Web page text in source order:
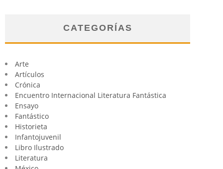
CATEGORÍAS
Arte
Artículos
Crónica
Encuentro Internacional Literatura Fantástica
Ensayo
Fantástico
Historieta
Infantojuvenil
Libro Ilustrado
Literatura